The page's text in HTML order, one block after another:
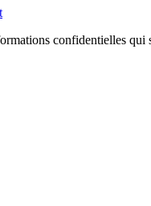
confidentielles qui